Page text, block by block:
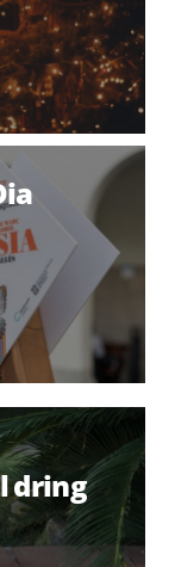
dring